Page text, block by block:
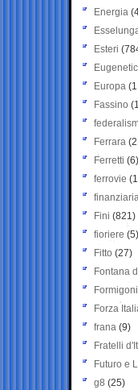
Energia
Esteri
Europa
Fassino
Ferrara
Ferretti (6)
ferrovie
Fini (821)
fioriere (5)
Fitto (27)
Fontana
Formigoni
Forza
frana (9)
Fratelli
Futuro e
g8 (25)